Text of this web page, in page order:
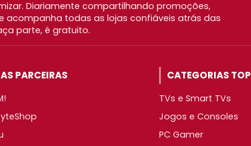
Diariamente compartilhando promoções,
acompanha todas as lojas confiáveis atrás das
parte, é gratuito.
PARCEIRAS CATEGORIAS TOP
TVs e Smart TVs
Jogos e Consoles
PC Gamer